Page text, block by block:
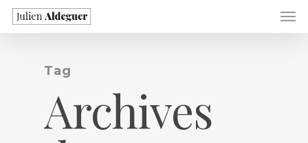
Tag
Archives